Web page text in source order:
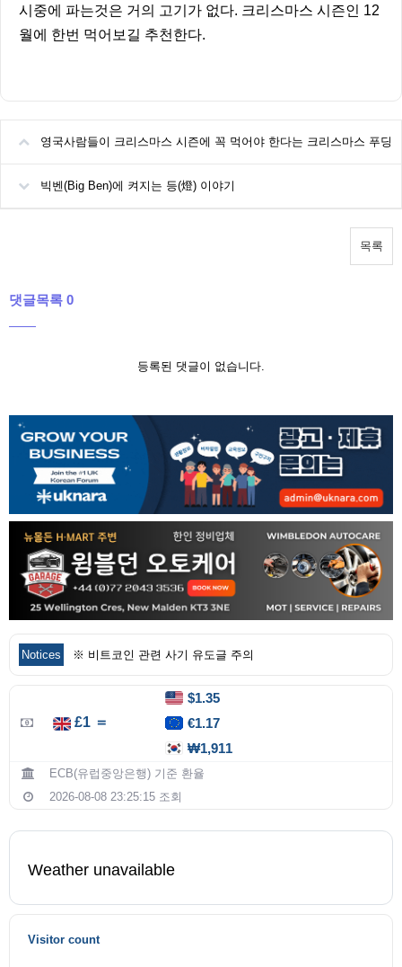
시중에 파는것은 거의 고기가 없다. 크리스마스 시즌인 12
월에 한번 먹어보길 추천한다.
영국사람들이 크리스마스 시즌에 꼭 먹어야 한다는 크리스마스 푸딩
빅벤(Big Ben)에 켜지는 등(燈) 이야기
목록
댓글목록 0
등록된 댓글이 없습니다.
Notices ※ 비트코인 관련 사기 유도글 주의
$1.35
£1 ＝
€1.17
₩1,911
ECB(유럽중앙은행) 기준 환율
2026-08-08 23:25:15 조회
Weather unavailable
Visitor count